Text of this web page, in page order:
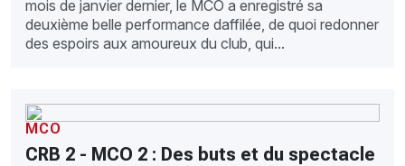
mois de janvier dernier, le MCO a enregistré sa
deuxième belle performance daffilée, de quoi redonner
des espoirs aux amoureux du club, qui...
MCO
CRB 2 - MCO 2 : Des buts et du spectacle